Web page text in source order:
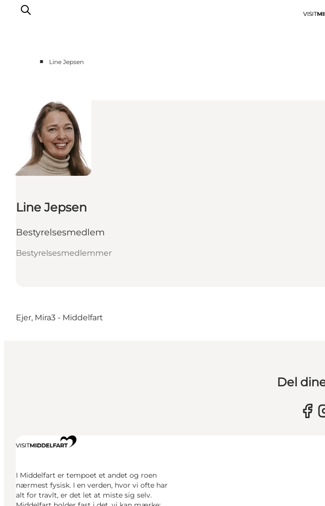
Mad og drikke
Overnatning
Det Sker
Book oplevelse
Møde og Konference
■ Line Jepsen
Line Jepsen
Bestyrelsesmedlem
Bestyrelsesmedlemmer
Ejer, Mira3 - Middelfart
Del
I Middelfart er tempoet et andet og roen
nærmest fysisk. I en verden, hvor vi ofte har
alt for travlt, er det let at miste sig selv.